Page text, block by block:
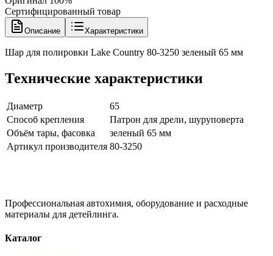
Сертифицированный товар
Описание Характеристики
Шар для полировки Lake Country 80-3250 зеленый 65 мм
Технические характеристики
Диаметр
65
Способ крепления
Патрон для дрели, шуруповерта
Объём тары, фасовка
зеленый 65 мм
Артикул производителя 80-3250
Профессиональная автохимия, оборудование и расходные
материалы для детейлинга.
Каталог